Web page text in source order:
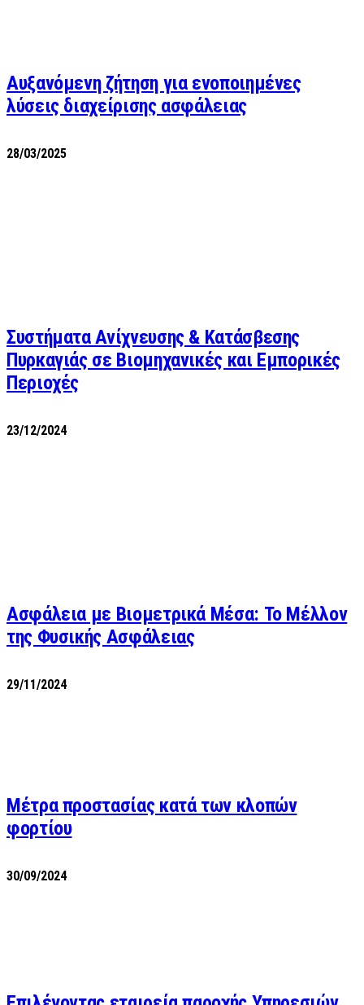
Αυξανόμενη ζήτηση για ενοποιημένες
λύσεις διαχείρισης ασφάλειας
28/03/2025
Συστήματα Ανίχνευσης & Κατάσβεσης
Πυρκαγιάς σε Βιομηχανικές και Εμπορικές
Περιοχές
23/12/2024
Ασφάλεια με Βιομετρικά Μέσα: Το Μέλλον
της Φυσικής Ασφάλειας
29/11/2024
Μέτρα προστασίας κατά των κλοπών
φορτίου
30/09/2024